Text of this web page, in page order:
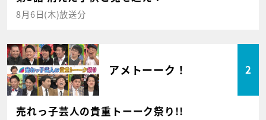
8月6日(木)放送分
アメトーーク！ 2
売れっ子芸人の貴重トーーク祭り!!